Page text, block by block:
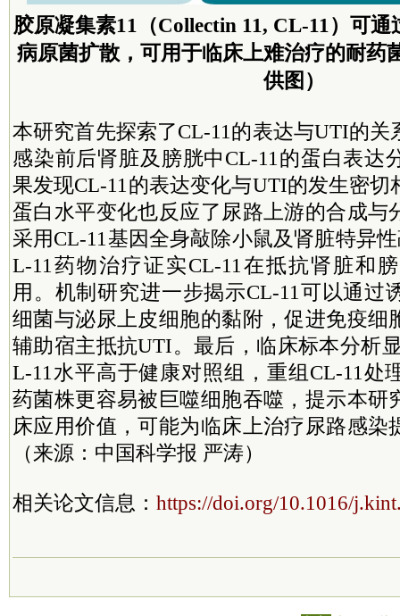
胶原凝集素11（Collectin 11, CL-11）可
病原菌扩散，可用于临床上难治疗的耐药
供图）
本研究首先探索了CL-11的表达与UTI的关
感染前后肾脏及膀胱中CL-11的蛋白表达
果发现CL-11的表达变化与UTI的发生密切
蛋白水平变化也反应了尿路上游的合成与
采用CL-11基因全身敲除小鼠及肾脏特异
L-11药物治疗证实CL-11在抵抗肾脏和
用。机制研究进一步揭示CL-11可以通过
细菌与泌尿上皮细胞的黏附，促进免疫细
辅助宿主抵抗UTI。最后，临床标本分析
L-11水平高于健康对照组，重组CL-11处
药菌株更容易被巨噬细胞吞噬，提示本研
床应用价值，可能为临床上治疗尿路感染
（来源：中国科学报 严涛）
相关论文信息： https://doi.org/10.1016/